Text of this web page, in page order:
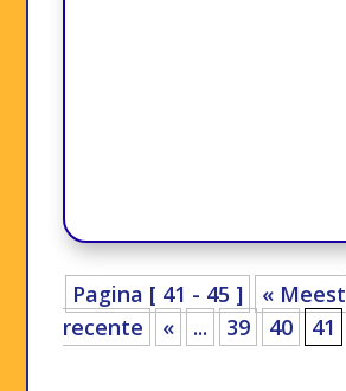
Pagina [ 41 - 45 ]
« Meest
recente
« ... 39 40 41